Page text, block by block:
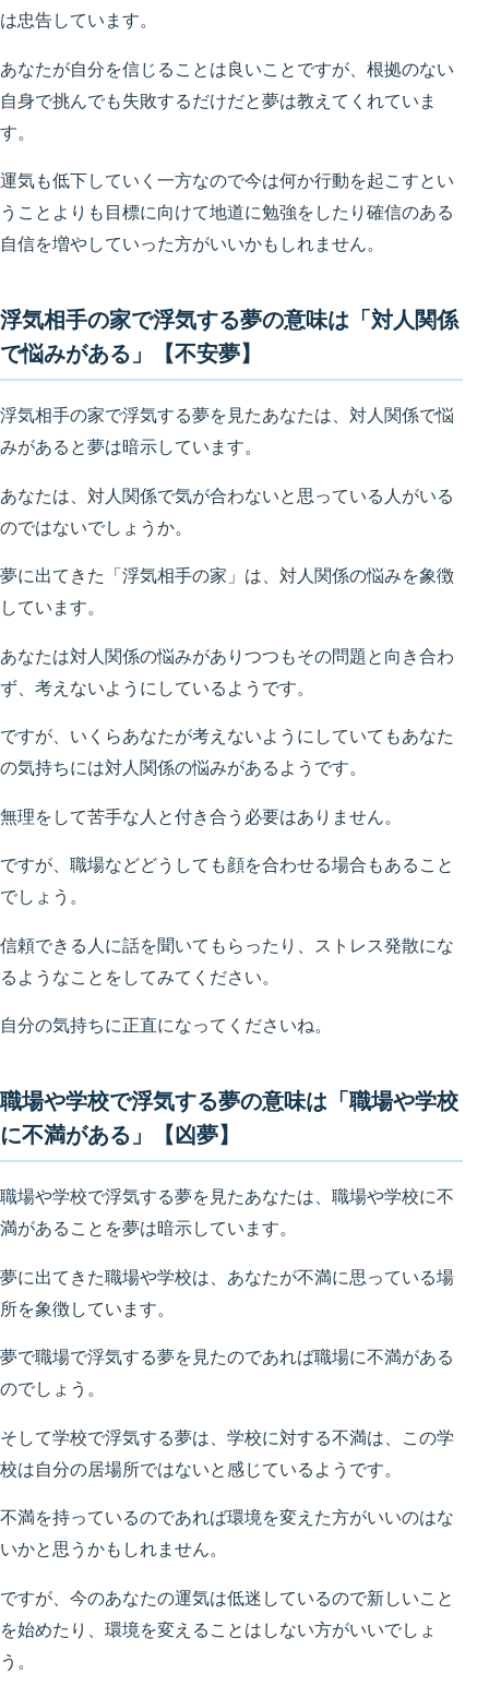
は忠告しています。
あなたが自分を信じることは良いことですが、根拠のない
自身で挑んでも失敗するだけだと夢は教えてくれていま
す。
運気も低下していく一方なので今は何か行動を起こすとい
うことよりも目標に向けて地道に勉強をしたり確信のある
自信を増やしていった方がいいかもしれません。
浮気相手の家で浮気する夢の意味は「対人関係
で悩みがある」【不安夢】
浮気相手の家で浮気する夢を見たあなたは、対人関係で悩
みがあると夢は暗示しています。
あなたは、対人関係で気が合わないと思っている人がいる
のではないでしょうか。
夢に出てきた「浮気相手の家」は、対人関係の悩みを象徴
しています。
あなたは対人関係の悩みがありつつもその問題と向き合わ
ず、考えないようにしているようです。
ですが、いくらあなたが考えないようにしていてもあなた
の気持ちには対人関係の悩みがあるようです。
無理をして苦手な人と付き合う必要はありません。
ですが、職場などどうしても顔を合わせる場合もあること
でしょう。
信頼できる人に話を聞いてもらったり、ストレス発散にな
るようなことをしてみてください。
自分の気持ちに正直になってくださいね。
職場や学校で浮気する夢の意味は「職場や学校
に不満がある」【凶夢】
職場や学校で浮気する夢を見たあなたは、職場や学校に不
満があることを夢は暗示しています。
夢に出てきた職場や学校は、あなたが不満に思っている場
所を象徴しています。
夢で職場で浮気する夢を見たのであれば職場に不満がある
のでしょう。
そして学校で浮気する夢は、学校に対する不満は、この学
校は自分の居場所ではないと感じているようです。
不満を持っているのであれば環境を変えた方がいいのはな
いかと思うかもしれません。
ですが、今のあなたの運気は低迷しているので新しいこと
を始めたり、環境を変えることはしない方がいいでしょ
う。